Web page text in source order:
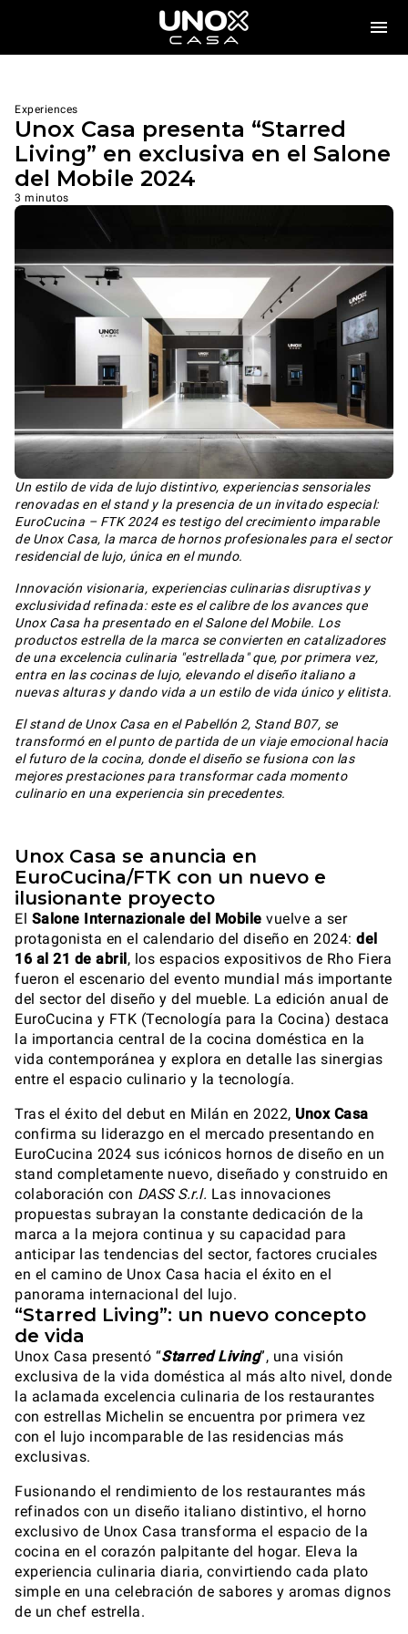
Experiences
Unox Casa presenta “Starred
Living” en exclusiva en el Salone
del Mobile 2024
3 minutos
Un estilo de vida de lujo distintivo, experiencias sensoriales
renovadas en el stand y la presencia de un invitado especial:
EuroCucina – FTK 2024 es testigo del crecimiento imparable
de Unox Casa, la marca de hornos profesionales para el sector
residencial de lujo, única en el mundo.
Innovación visionaria, experiencias culinarias disruptivas y
exclusividad refinada: este es el calibre de los avances que
Unox Casa ha presentado en el Salone del Mobile. Los
productos estrella de la marca se convierten en catalizadores
de una excelencia culinaria "estrellada" que, por primera vez,
entra en las cocinas de lujo, elevando el diseño italiano a
nuevas alturas y dando vida a un estilo de vida único y elitista.
El stand de Unox Casa en el Pabellón 2, Stand B07, se
transformó en el punto de partida de un viaje emocional hacia
el futuro de la cocina, donde el diseño se fusiona con las
mejores prestaciones para transformar cada momento
culinario en una experiencia sin precedentes.
Unox Casa se anuncia en
EuroCucina/FTK con un nuevo e
ilusionante proyecto
El Salone Internazionale del Mobile vuelve a ser
protagonista en el calendario del diseño en 2024: del
16 al 21 de abril, los espacios expositivos de Rho Fiera
fueron el escenario del evento mundial más importante
del sector del diseño y del mueble. La edición anual de
EuroCucina y FTK (Tecnología para la Cocina) destaca
la importancia central de la cocina doméstica en la
vida contemporánea y explora en detalle las sinergias
entre el espacio culinario y la tecnología.
Tras el éxito del debut en Milán en 2022, Unox Casa
confirma su liderazgo en el mercado presentando en
EuroCucina 2024 sus icónicos hornos de diseño en un
stand completamente nuevo, diseñado y construido en
colaboración con DASS S.r.l. Las innovaciones
propuestas subrayan la constante dedicación de la
marca a la mejora continua y su capacidad para
anticipar las tendencias del sector, factores cruciales
en el camino de Unox Casa hacia el éxito en el
panorama internacional del lujo.
“Starred Living”: un nuevo concepto
de vida
Unox Casa presentó “Starred Living”, una visión
exclusiva de la vida doméstica al más alto nivel, donde
la aclamada excelencia culinaria de los restaurantes
con estrellas Michelin se encuentra por primera vez
con el lujo incomparable de las residencias más
exclusivas.
Fusionando el rendimiento de los restaurantes más
refinados con un diseño italiano distintivo, el horno
exclusivo de Unox Casa transforma el espacio de la
cocina en el corazón palpitante del hogar. Eleva la
experiencia culinaria diaria, convirtiendo cada plato
simple en una celebración de sabores y aromas dignos
de un chef estrella.